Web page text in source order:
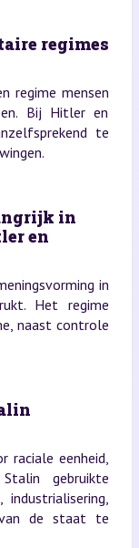
regimes
regime mensen
Bij Hitler en
te
in
en
in
Het regime
naast controle
eenheid,
gebruikte
van de staat te